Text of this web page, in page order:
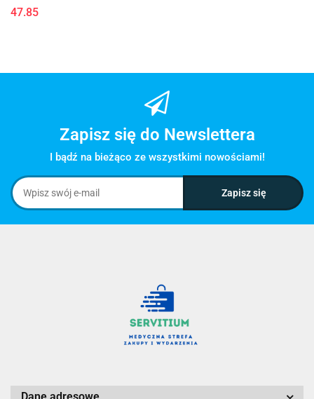
47.85
Zapisz się do Newslettera
I bądź na bieżąco ze wszystkimi nowościami!
Dane adresowe